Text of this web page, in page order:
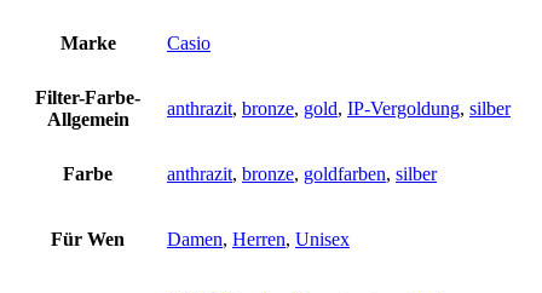
Marke Casio
Filter-Farbe-
Allgemein
anthrazit, bronze, gold, IP-Vergoldung, silber
Farbe anthrazit, bronze, goldfarben, silber
Für Wen Damen, Herren, Unisex